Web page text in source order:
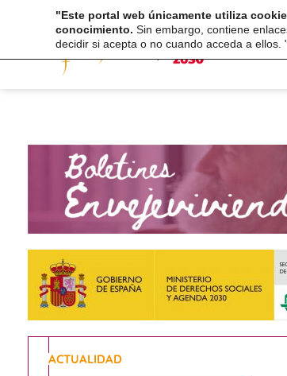
ACTUALIDAD
"Este portal web únicamente utiliza
conocimiento. Sin embargo, contiene
decidir si acepta o no cuando acceda a ellos.